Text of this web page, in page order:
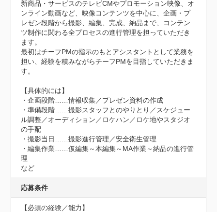
新商品・サービスのテレビCMやプロモーション映像、オ
ンライン動画など、映像コンテンツを中心に、企画・プ
レゼン段階から撮影、編集、完成、納品まで、コンテン
ツ制作に関わる全プロセスの進行管理を担っていただき
ます。
最初はチーフPMの指示のもとアシスタントとして業務を
担い、経験を積みながらチーフPMを目指していただきま
す。
【具体的には】
・企画段階……情報収集／プレゼン資料の作成
・準備段階……撮影スタッフとのやりとり／スケジュー
ル調整／オーディション／ロケハン／ロケ地やスタジオ
の手配
・撮影当日……撮影進行管理／安全衛生管理
・編集作業……仮編集～本編集～MA作業～納品の進行管
理
など
応募条件
【必須の経験／能力】